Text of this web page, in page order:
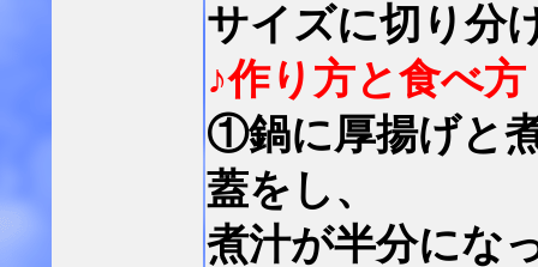
サイズに切り分
♪作り方と食べ方
①鍋に厚揚げと
蓋をし、
煮汁が半分にな